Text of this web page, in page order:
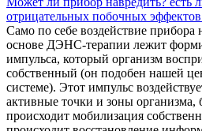
отрицательных побочных
Само по себе воздействие прибора
основе ДЭНС-терапии лежит
импульса, который организм
собственный (он подобен нашей
системе). Этот импульс
активные точки и зоны организма,
происходит мобилизация